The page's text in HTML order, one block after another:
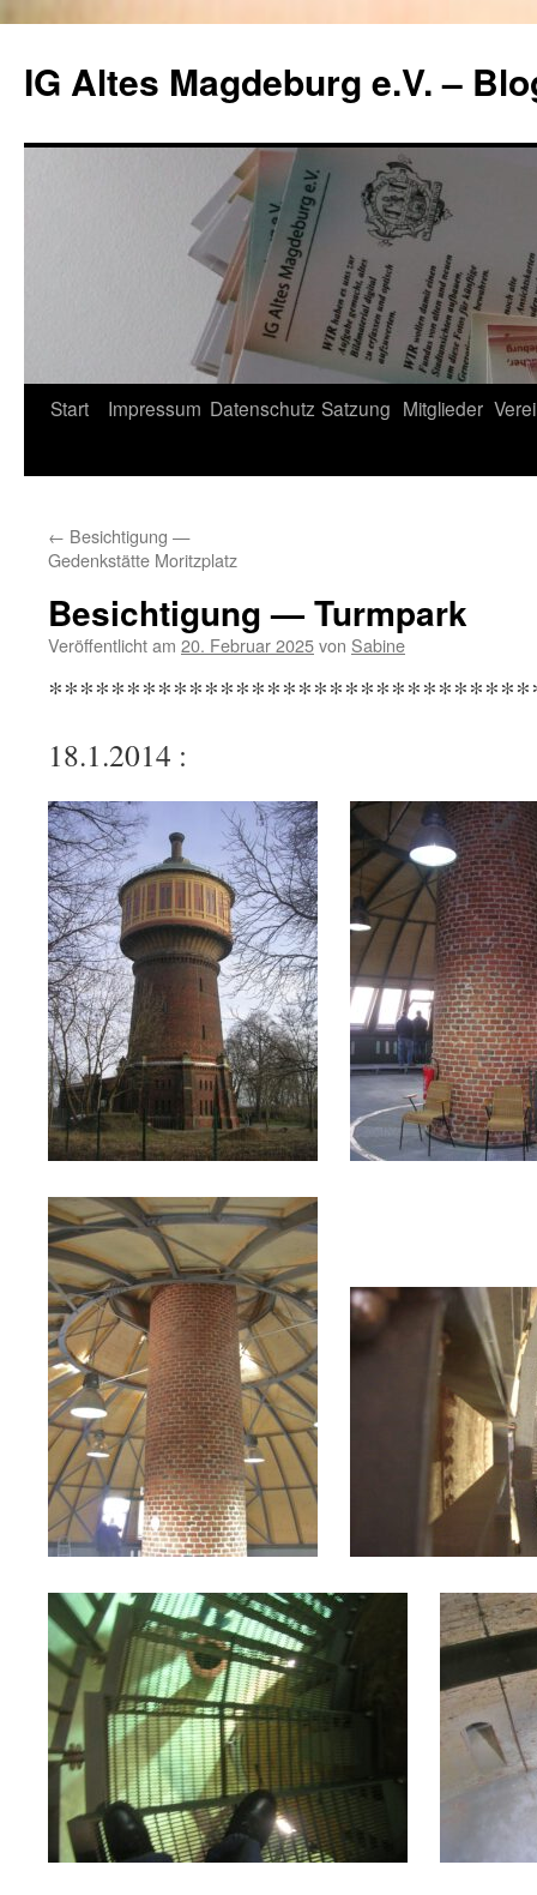
springen
IG Altes Magdeburg e.V. –
Start Impressum Datenschutz Satzung Mitglieder
← Besichtigung —
Gedenkstätte Moritzplatz
Besichtigung — Turmpark
Veröffentlicht am 20. Februar 2025von Sabine
18.1.2014 :